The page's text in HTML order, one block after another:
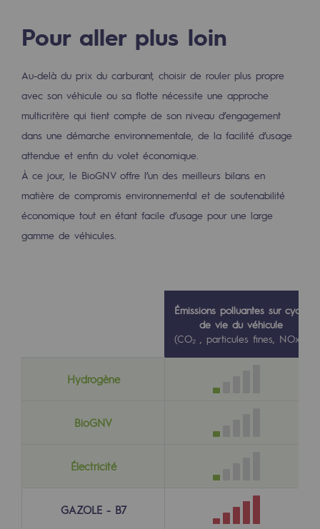
Infrastructures historiques
Biométhane
Biométhane
Biométhane : Enjeux et opportunités
Qu'est-ce que la méthanisation ?
Teréga, partenaire de référence sur le
Hydrogène
Production d'hydrogène
Transport d'hydrogène
Projet H2med
Stratégie & Innovation
Pour aller plus loin
Au-delà du prix du carburant, choisir de rouler plus propre
avec son véhicule ou sa flotte nécessite une approche
multicritère qui tient compte de son niveau d’engagement
dans une démarche environnementale, de la facilité d’usage
attendue et enfin du volet économique.
À ce jour, le BioGNV offre l’un des meilleurs bilans en
matière de compromis environnemental et de soutenabilité
économique tout en étant facile d’usage pour une large
gamme de véhicules.
Émissions polluantes sur cycle
de vie du véhicule
(CO₂ , particules fines, NOx…)
Hydrogène
BioGNV
Électricité
GAZOLE - B7